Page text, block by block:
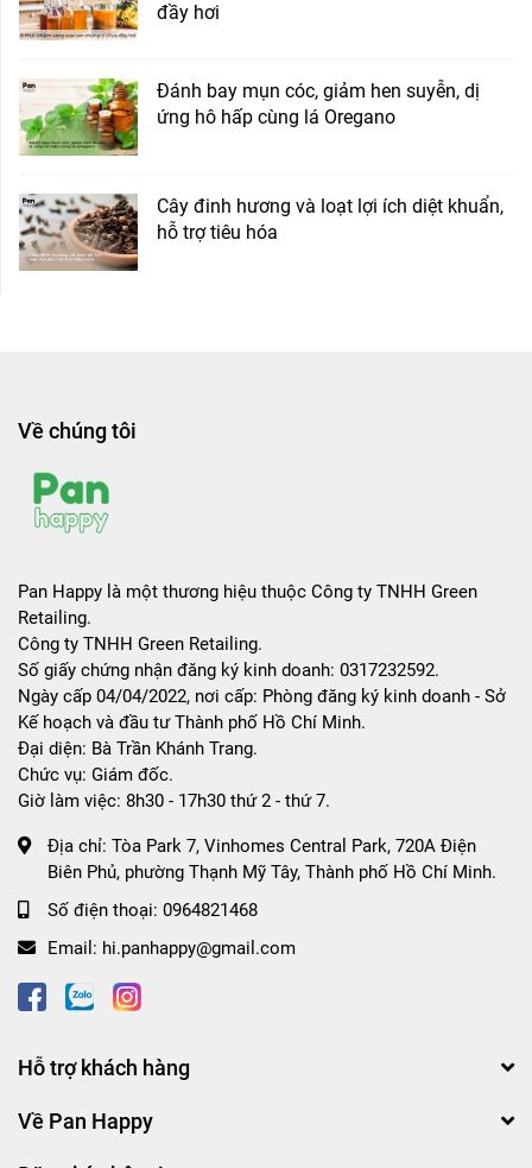
đầy hơi
Đánh bay mụn cóc, giảm hen suyễn, dị
ứng hô hấp cùng lá Oregano
Cây đinh hương và loạt lợi ích diệt khuẩn,
hỗ trợ tiêu hóa
Về chúng tôi
Pan Happy là một thương hiệu thuộc Công ty TNHH Green
Retailing.
Công ty TNHH Green Retailing.
Số giấy chứng nhận đăng ký kinh doanh: 0317232592.
Ngày cấp 04/04/2022, nơi cấp: Phòng đăng ký kinh doanh - Sở
Kế hoạch và đầu tư Thành phố Hồ Chí Minh.
Đại diện: Bà Trần Khánh Trang.
Chức vụ: Giám đốc.
Giờ làm việc: 8h30 - 17h30 thứ 2 - thứ 7.
Địa chỉ: Tòa Park 7, Vinhomes Central Park, 720A Điện
Biên Phủ, phường Thạnh Mỹ Tây, Thành phố Hồ Chí Minh.
Số điện thoại: 0964821468
Email: hi.panhappy@gmail.com
Hỗ trợ khách hàng
Về Pan Happy